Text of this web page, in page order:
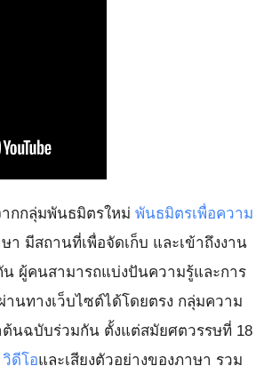
กกลุ่มพันธมิตรใหม่ พันธมิตรเพื่อความ
า มีสถานที่เพื่อจัดเก็บ และเข้าถึงงาน
ผู้คนสามารถแบ่งปันความรู้และการ
นทางเว็บไซต์ได้โดยตรง กลุ่มความ
นฉบับร่วมกัน ตั้งแต่สมัยศตวรรษที่ 18
วิดีโอและเสียงตัวอย่างของภาษา รวม